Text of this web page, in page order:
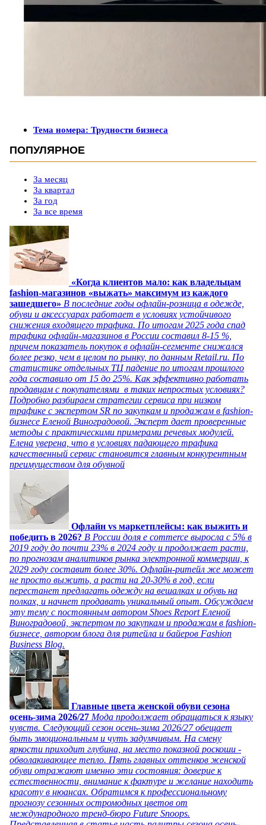
Тема номера: Трудности бизнеса
ПОПУЛЯРНОЕ
За месяц
За квартал
За год
За все время
«Когда клиентов мало: как владельцам
fashion-магазинов «выжать» максимум из каждого
зашедшего» В последние годы офлайн-розница в одежде,
обуви и аксессуарах работает в условиях устойчивого
снижения входящего трафика. По итогам 2025 года спад
трафика офлайн-магазинов в России составил 8-15 %,
причем показатель покупок в офлайн-сегменте снижался
более резко, чем в целом по рынку, по данным Retail.ru. По
статистике отдельных ТЦ падение по итогам прошлого
года составило от 15 до 25%. Как эффективно работать
продавцам с покупателями в таких непростых условиях?
Подробно разбираем стратегии сервиса при низком
трафике с экспертом SR по закупкам и продажам в fashion-
бизнесе Еленой Виноградовой. Эксперт дает проверенные
методы с практическими примерами речевых модулей.
Елена уверена, что в условиях падающего трафика
качественный сервис становится главным конкурентным
преимуществом для обувной
Офлайн vs маркетплейсы: как выжить и
победить в 2026? В России доля e commerce выросла с 5% в
2019 году до почти 23% в 2024 году и продолжает расти,
по прогнозам аналитиков рынка электронной коммерции, к
2029 году составит более 30%. Офлайн-ритейл же может
не просто выжить, а расти на 20-30% в год, если
перестанет предлагать одежду на вешалках и обувь на
полках, и начнет продавать уникальный опыт. Обсуждаем
эту тему с постоянным автором Shoes Report Еленой
Виноградовой, экспертом по закупкам и продажам в fashion-
бизнесе, автором блога для ритейла и байеров Fashion
Business Blog.
Главные цвета женской обуви сезона
осень-зима 2026/27 Мода продолжает обращаться к языку
чувств. Следующий сезон осень-зима 2026/27 обещает
быть эмоциональным и чуть задумчивым. На смену
яркости приходит глубина, на место показной роскоши -
обволакивающее тепло. Пять главных оттенков женской
обуви отражают именно эти состояния: доверие к
естественности, внимание к фактуре и желание находить
красоту в нюансах. Обратимся к профессиональному
прогнозу сезонных остромодных цветов от
международного тренд-бюро Future Snoops.